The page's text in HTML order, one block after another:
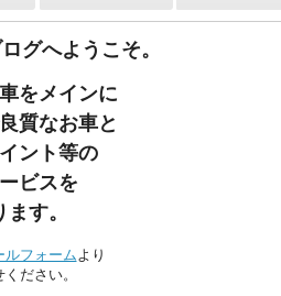
グへようこそ。
をメインに
質なお車と
ント等の
ビスを
す。
ルフォームより
ださい。